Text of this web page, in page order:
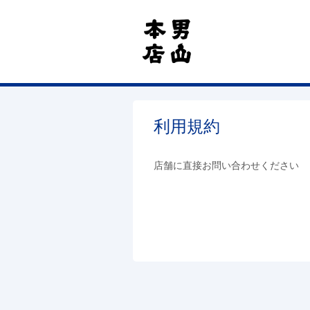
利用規約
店舗に直接お問い合わせください